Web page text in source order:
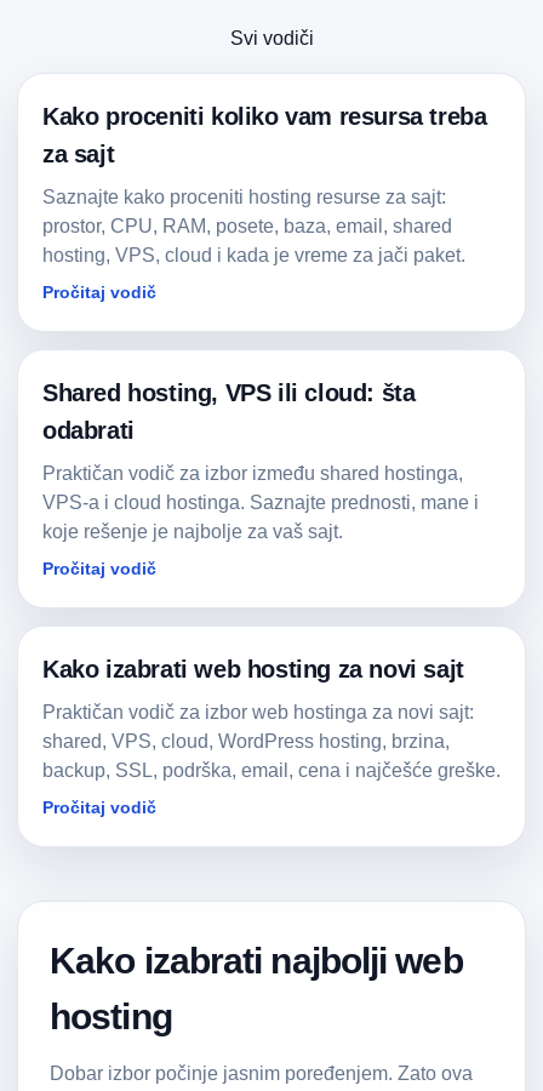
Svi vodiči
Kako proceniti koliko vam resursa treba
za sajt
Saznajte kako proceniti hosting resurse za sajt:
prostor, CPU, RAM, posete, baza, email, shared
hosting, VPS, cloud i kada je vreme za jači paket.
Pročitaj vodič
Shared hosting, VPS ili cloud: šta
odabrati
Praktičan vodič za izbor između shared hostinga,
VPS-a i cloud hostinga. Saznajte prednosti, mane i
koje rešenje je najbolje za vaš sajt.
Pročitaj vodič
Kako izabrati web hosting za novi sajt
Praktičan vodič za izbor web hostinga za novi sajt:
shared, VPS, cloud, WordPress hosting, brzina,
backup, SSL, podrška, email, cena i najčešće greške.
Pročitaj vodič
Kako izabrati najbolji web
hosting
Dobar izbor počinje jasnim poređenjem. Zato ova